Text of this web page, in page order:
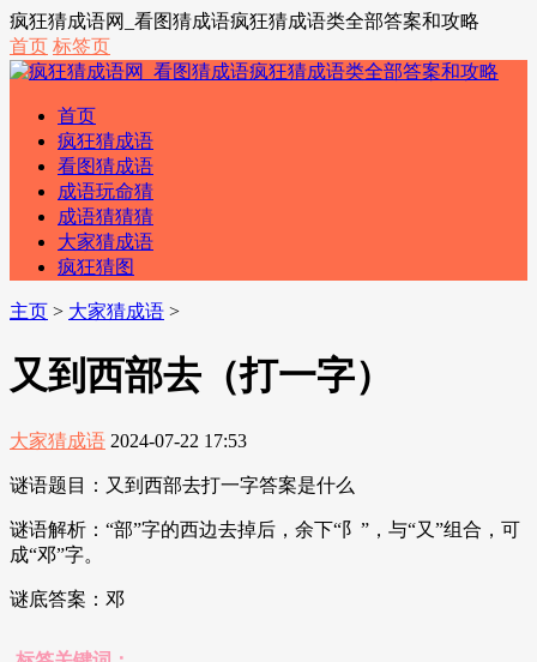
疯狂猜成语网_看图猜成语疯狂猜成语类全部答案和攻略
首页 标签页
首页
疯狂猜成语
看图猜成语
成语玩命猜
成语猜猜猜
大家猜成语
疯狂猜图
主页 > 大家猜成语 >
又到西部去（打一字）
大家猜成语 2024-07-22 17:53
谜语题目：又到西部去打一字答案是什么
谜语解析：“部”字的西边去掉后，余下“阝”，与“又”组合，可
成“邓”字。
谜底答案：邓